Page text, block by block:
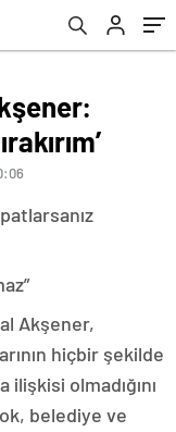
Akşener,
hiçbir şekilde
olmadığını
belediye ve